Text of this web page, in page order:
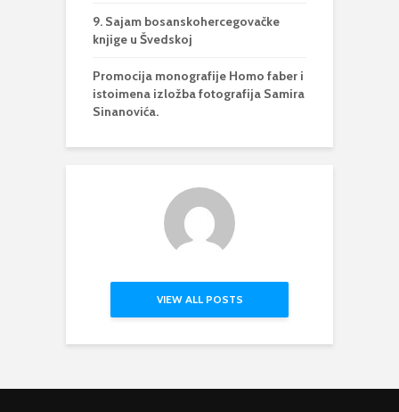
9. Sajam bosanskohercegovačke
knjige u Švedskoj
Promocija monografije Homo faber i
istoimena izložba fotografija Samira
Sinanovića.
VIEW ALL POSTS